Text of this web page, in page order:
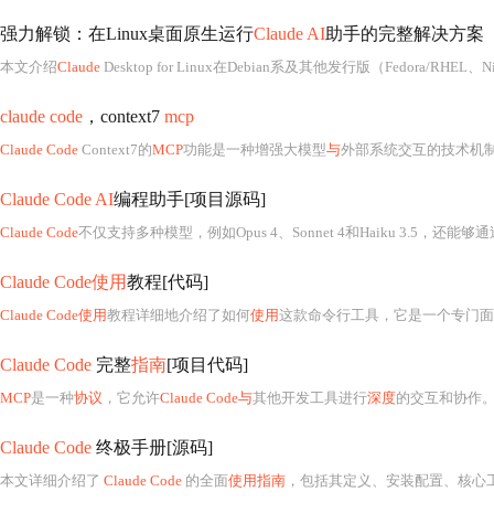
强力解锁：在Linux桌面原生运行Claude AI助手的完整解决方案
本文介绍Claude Desktop for Linux在Debian系及其他发行版（Fedora/RHEL、NixOS）上的原生部署方案，涵盖三层技术架构、Wayland/
claude code ，context7 mcp
Claude Code Context7的MCP功能是一种增强大模型与外部系统交互的技术机
Claude Code AI编程助手[项目源码]
Claude Code不仅支持多种模型，例如Opus 4、Sonnet 4和Haiku 3.5，还能够通
Claude Code使用教程[代码]
Claude Code使用教程详细地介绍了如何使用这款命令行工具，它是一个专门
Claude Code 完整指南[项目代码]
MCP是一种协议 ，它允许Claude Code与其他开发工具进行深度的交互和协作
Claude Code 终极手册[源码]
本文详细介绍了 Claude Code 的全面使用指南 ，包括其定义、安装配置、核心